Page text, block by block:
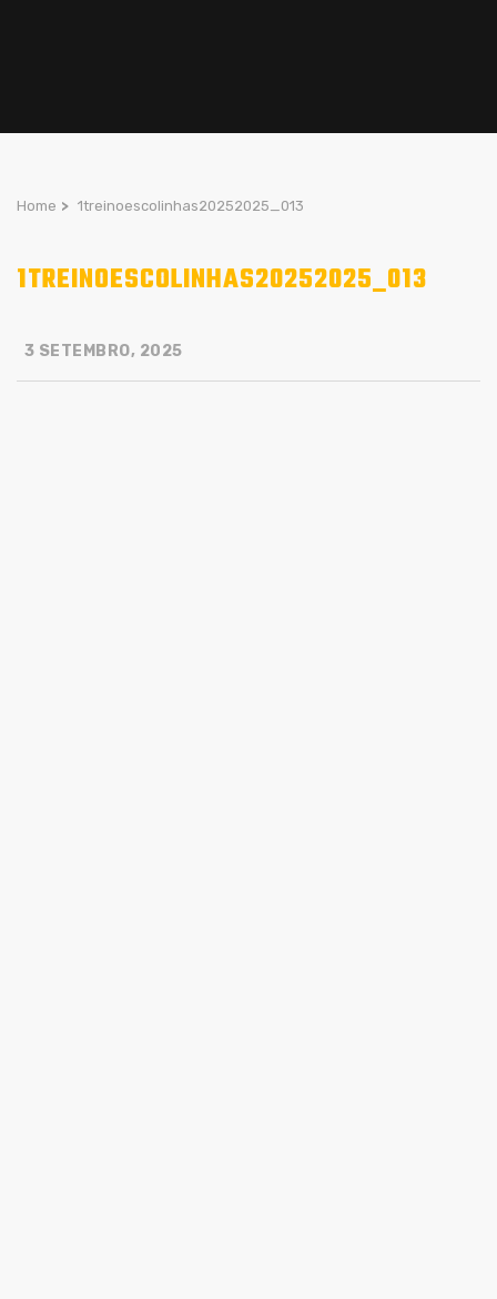
Home > 1treinoescolinhas20252025_013
1TREINOESCOLINHAS20252025_013
3 SETEMBRO, 2025